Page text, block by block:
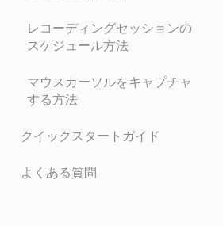
レコーディングセッションの
スケジュール方法
マウスカーソルをキャプチャ
する方法
クイックスタートガイド
よくある質問